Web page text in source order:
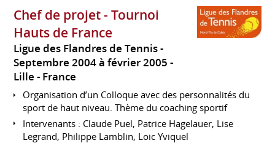
Chef de projet - Tournoi
Hauts de France
Ligue des Flandres de Tennis
Septembre 2004 à février 2005
Lille
France
Organisation d’un Colloque avec des personnalités du
sport de haut niveau. Thème du coaching sportif
Intervenants : Claude Puel, Patrice Hagelauer, Lise
Legrand, Philippe Lamblin, Loic Yviquel